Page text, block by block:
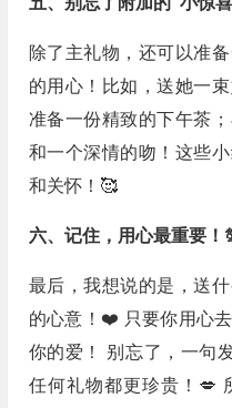
除了主礼物，还可以准
的用心！比如，送她一
准备一份精致的下午茶
和一个深情的吻！这些
和关怀！🥰
六、记住，用心最重要！
最后，我想说的是，送
的心意！❤️ 只要你用心
你的爱！ 别忘了，一句
任何礼物都更珍贵！💋